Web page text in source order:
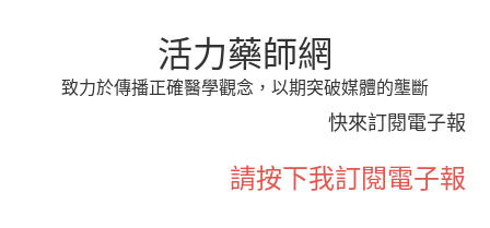
活力藥師網
致力於傳播正確醫學觀念，以期突破媒體的壟斷
快來訂閱電子報
請按下我訂閱電子報